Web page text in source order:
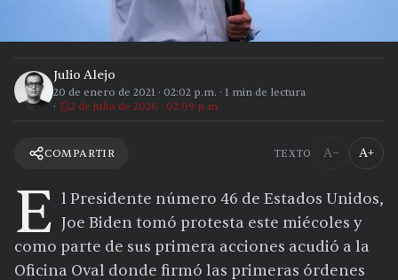
Julio Alejo
20 de enero de 2021 · 02:02 p.m. · 1 min de lectura
2 de julio de 2026 · 02:09 p.m.
COMPARTIR TEXTO A− A+
E l Presidente número 46 de Estados Unidos,
Joe Biden tomó protesta este miécoles y
como parte de sus primera acciones acudió a la
Oficina Oval donde firmó las primeras órdenes